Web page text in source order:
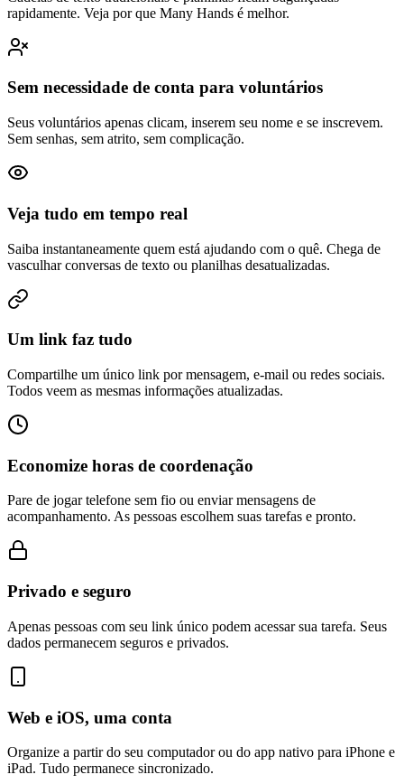
rapidamente. Veja por que Many Hands é melhor.
Sem necessidade de conta para voluntários
Seus voluntários apenas clicam, inserem seu nome e se inscrevem.
Sem senhas, sem atrito, sem complicação.
Veja tudo em tempo real
Saiba instantaneamente quem está ajudando com o quê. Chega de
vasculhar conversas de texto ou planilhas desatualizadas.
Um link faz tudo
Compartilhe um único link por mensagem, e-mail ou redes sociais.
Todos veem as mesmas informações atualizadas.
Economize horas de coordenação
Pare de jogar telefone sem fio ou enviar mensagens de
acompanhamento. As pessoas escolhem suas tarefas e pronto.
Privado e seguro
Apenas pessoas com seu link único podem acessar sua tarefa. Seus
dados permanecem seguros e privados.
Web e iOS, uma conta
Organize a partir do seu computador ou do app nativo para iPhone e
iPad. Tudo permanece sincronizado.